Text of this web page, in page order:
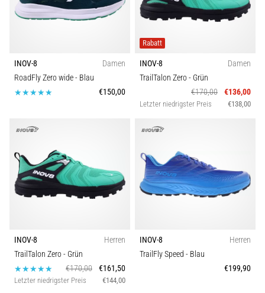
Beep-
Test:
dahinter?
In
der
der
Run
Schnelligkeit,
Agilität
und
wird
korrekt
ausgeführt,
wo…
Schuhtypen
Lauftyp
Funktion
Komfort und Dämpfung
Schuhweite
INOV-8
Damen
RoadFly Zero wide- Blau
€150,00
Rabatt
INOV-8
Damen
TrailTalon Zero- Grün
€170,00
€136,00
Letzter niedrigster Preis €138,00
INOV-8
Herren
TrailTalon Zero- Grün
€170,00
€161,50
Letzter niedrigster Preis €144,00
INOV-8
Herren
TrailFly Speed - Blau
€199,90